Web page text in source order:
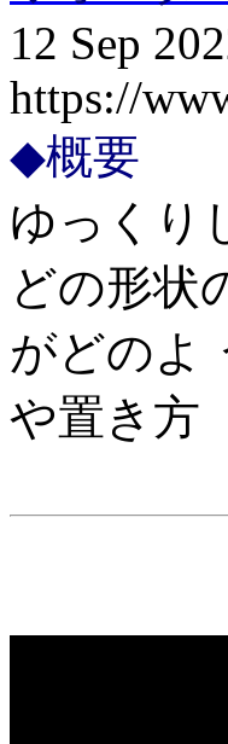
12 Sep
https://
◆概要
ゆっくり
どの形状
がどのよ
や置き方